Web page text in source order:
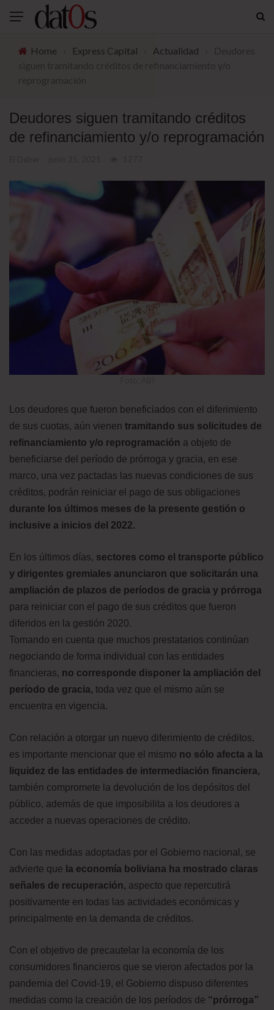
Home Express Capital Actualidad
Deudores siguen tramitando créditos
de refinanciamiento y/o reprogramación
Los deudores que fueron beneficiados con el diferimiento
de sus cuotas, aún vienen tramitando sus solicitudes de
refinanciamiento y/o reprogramación a objeto de
beneficiarse del período de prórroga y gracia, en ese
marco, una vez pactadas las nuevas condiciones de sus
créditos, podrán reiniciar el pago de sus obligaciones
durante los últimos meses de la presente gestión o
inclusive a inicios del 2022.
En los últimos días, sectores como el transporte público
y dirigentes gremiales anunciaron que solicitarán una
ampliación de plazos de períodos de gracia y prórroga
para reiniciar con el pago de sus créditos que fueron
diferidos en la gestión 2020.
Tomando en cuenta que muchos prestatarios continúan
negociando de forma individual con las entidades
financieras, no corresponde disponer la ampliación del
período de gracia, toda vez que el mismo aún se
encuentra en vigencia.
Con relación a otorgar un nuevo diferimiento de créditos,
es importante mencionar que el mismo no sólo afecta a la
liquidez de las entidades de intermediación financiera,
también compromete la devolución de los depósitos del
público, además de que imposibilita a los deudores a
acceder a nuevas operaciones de crédito.
Con las medidas adoptadas por el Gobierno nacional, se
advierte que la economía boliviana ha mostrado claras
señales de recuperación, aspecto que repercutirá
positivamente en todas las actividades económicas y
principalmente en la demanda de créditos.
Con el objetivo de precautelar la economía de los
consumidores financieros que se vieron afectados por la
pandemia del Covid-19, el Gobierno dispuso diferentes
medidas como la creación de los períodos de “prórroga”